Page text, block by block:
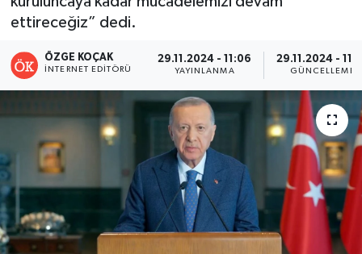
ettireceğiz” dedi.
ÖZGE KOÇAK
İNTERNET EDITÖRÜ
29.11.2024 - 11:06
YAYINLANMA
29.11.2024 -
GÜNCELLEME